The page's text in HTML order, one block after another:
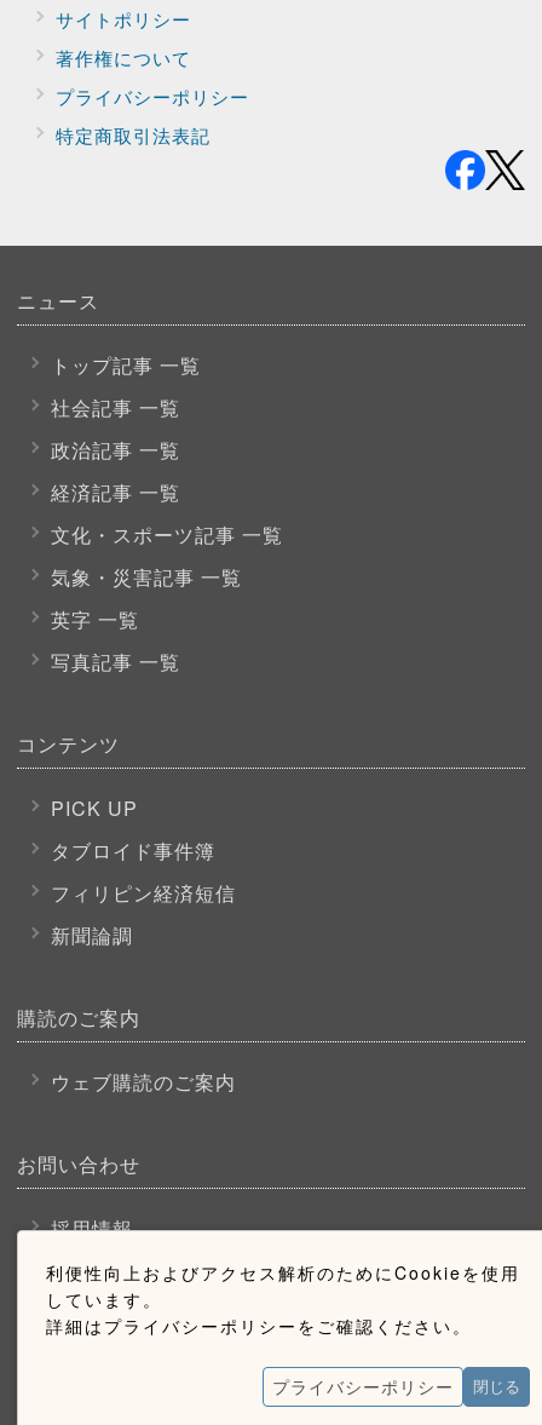
利便性向上およびアクセス解析のためにCookieを使用
しています。
詳細はプライバシーポリシーをご確認ください。
プライバシーポリシー 閉じる
サイトポリシー
著作権について
プライバシーポリシー
特定商取引法表記
ニュース
トップ記事 一覧
社会記事 一覧
政治記事 一覧
経済記事 一覧
文化・スポーツ記事 一覧
気象・災害記事 一覧
英字 一覧
写真記事 一覧
コンテンツ
PICK UP
タブロイド事件簿
フィリピン経済短信
新聞論調
購読のご案内
ウェブ購読のご案内
お問い合わせ
採用情報
お問い合わせ
広告掲載のご案内